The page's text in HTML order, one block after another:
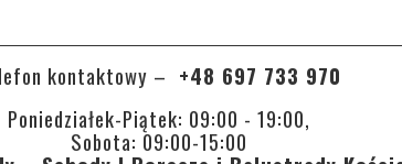
kontaktowy – +48 697 733 970
Poniedziałek-Piątek: 09:00 - 19:00,
Sobota: 09:00-15:00